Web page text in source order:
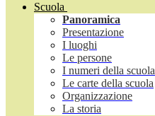
Scuola
Panoramica
Presentazione
I luoghi
Le persone
I numeri della scuola
Le carte della scuola
Organizzazione
La storia